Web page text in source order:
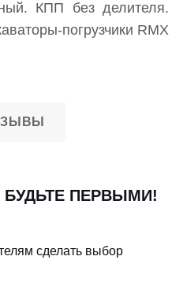
КПП без делителя.
погрузчики RMX
ПЕРВЫМИ!
сделать выбор